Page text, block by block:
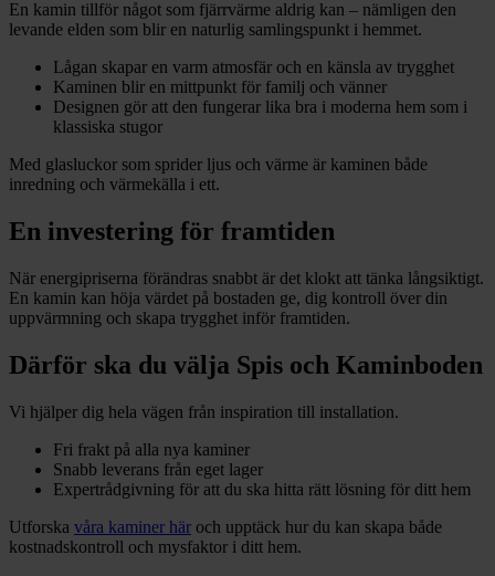
En kamin tillför något som fjärrvärme aldrig kan – nämligen den
levande elden som blir en naturlig samlingspunkt i hemmet.
Lågan skapar en varm atmosfär och en känsla av trygghet
Kaminen blir en mittpunkt för familj och vänner
Designen gör att den fungerar lika bra i moderna hem som i
klassiska stugor
Med glasluckor som sprider ljus och värme är kaminen både
inredning och värmekälla i ett.
En investering för framtiden
När energipriserna förändras snabbt är det klokt att tänka långsiktigt.
En kamin kan höja värdet på bostaden ge, dig kontroll över din
uppvärmning och skapa trygghet inför framtiden.
Därför ska du välja Spis och Kaminboden
Vi hjälper dig hela vägen från inspiration till installation.
Fri frakt på alla nya kaminer
Snabb leverans från eget lager
Expertrådgivning för att du ska hitta rätt lösning för ditt hem
Utforska våra kaminer här och upptäck hur du kan skapa både
kostnadskontroll och mysfaktor i ditt hem.